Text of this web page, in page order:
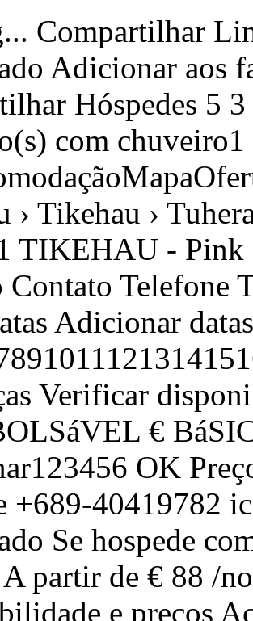
com os pés na areia, para uma imersão total na doçura de viver de Tikehau. Descubra o Bungalow Pink Dream, aninhado no motu principal ao longo de uma vasta extensão de praia de areia branca e rosa. A propriedade oferece um total de 6 bangalôs, incluindo o Bangalô Família que pode acomodar até 6 pessoas. Construído localmente, este bangalô simples e prático à beira-mar será seu refúgio para noites tropicais tranquilas. O quarto espaçoso é equipado com 3 camas de casal, com um ventilador de teto e uma prateleira para seus pertences pessoais. O banheiro privativo possui chuveiro com água doce e quente, lavatório com espelho e vaso sanitário. Instale-se em sua pequena varanda privativa de frente para a praia e a lagoa, onde um Fare potee e espreguiçadeiras o esperam para aproveitar plenamente este local excepcional. Atrás do bangalô, um leque de atividades o aguarda, incluindo caiaque, stand-up paddle, bicicletas, mesa de ping-pong e equipamento de snorkeling. No jardim que rodeia os bangalôs, uma área de jogos para crianças está acessível a todos. O café da manhã continental e o jantar com sabores exóticos são oferecidos a todos os residentes. Seu anfitrião, reconhecido por sua deliciosa culinária e acolhimento caloroso, garantirá que você se delicie e se sinta em casa. Na sala comum, você encontrará até mesmo um bilhar, uma raridade nas Tuamotu! É também lá que a conexão de internet wi-fi é disponibilizada gratuitamente para que você possa ficar conectado e compartilhar suas aventuras. O seu anfitrião se encarrega do transfer do aeroporto, certifique-se de comunicar seu horário de chegada e número do voo para uma organização otimizada! A particularidade de Tikehau reside em sua posição na curvatura da Terra, abrigando a lagoa mais piscosa do mundo, onde as Raias Manta reinam como mestras! Parta ao seu encontro em snorkeling, descubra os jacuzzis naturais chamados "Feo", visite a vila colorida de Tuherahera, e passeie pelos motu até a ilha das aves, onde aves marinhas raras e protegidas encontram refúgio. Tikehau te convida para uma aventura inesquecível! Pontos-chave: - Café da manhã e jantar oferecidos - Transferência aeroportuária gratuita - Conexão de internet Wi-Fi - Vasta praia de acesso livre - Bicicletas para adultos e crianças - Caiaques e stand-up paddle - Equipamento de snorkeling - Sinuca e ping-pong - Área de jogos infantis Imperdíveis: - Uma excursão de lagoa: arraia manta, ilha das aves, piquenique no motu - Mergulho na passagem de Tuheiava - Snorkeling - Pesca de beira - Pesca de alto-mar e visita aos parques de peixes - Visita à vila de Tuherahera - Banho nos jacuzzis naturais chamados "Feo" - Caminhar ao longo das praias de areia branca e rosa - Passear de caiaque e stand-up paddle - Descobrir o Sino de Hina: uma formação de coral de aproximadamente 3 metros de altura localizada no lado do Oceano, no extremo oeste de Tuherahera Observação: Este alojamento necessita imperiosamente de uma verificação de disponibilidade antes de poder confirmar sua estadia. Toda reserva está obrigatoriamente sujeita à aceitação sem restrições de nossos termos e condições gerais de venda visíveis em nosso site REVA Dreams ao clicar nas condições gerais. Mais detalhes